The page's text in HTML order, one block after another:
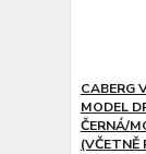
CABERG
MODEL
ČERNÁ/
(VČETNĚ